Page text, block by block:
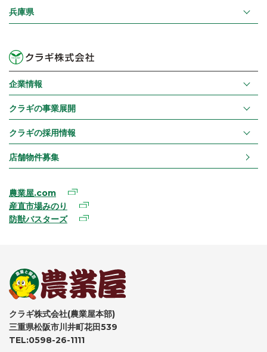
兵庫県
企業情報
クラギの事業展開
クラギの採用情報
店舗物件募集
農業屋.com
産直市場みのり
防獣バスターズ
クラギ株式会社(農業屋本部)
三重県松阪市川井町花田539
TEL:0598-26-1111